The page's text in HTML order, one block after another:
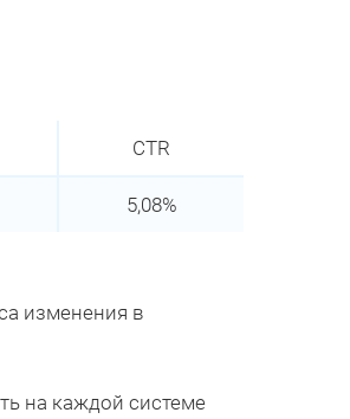
CTR
5,08%
изменения в
на каждой системе